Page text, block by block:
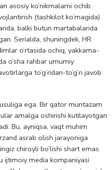
asosiy ko’nikmalarni ochib
(tashkilot ko’magida)
balki butun martabalarida
Serialda, shuningdek, HR
o’rtasida ochiq, yakkama-
o’sha rahbar umumiy
to’g’ridan-to’g’ri javob
ega. Bir qator muntazam
amalga oshirishi kutilayotgan
Bu, ayniqsa, vaqt muhim
asrab olish jarayoniga
chiroyli bo’lishi shart emas.
ijtimoiy media kompaniyasi